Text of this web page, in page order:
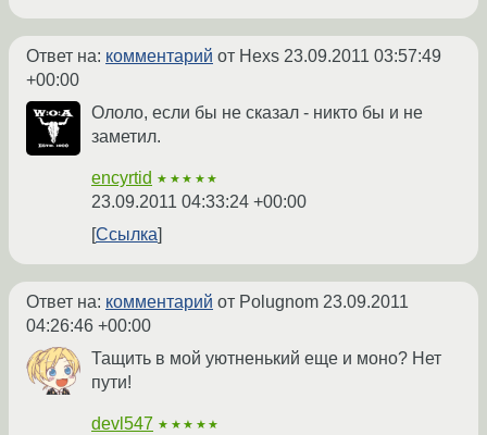
Ответ на: комментарий от Hexs 23.09.2011 03:57:49
+00:00
Ололо, если бы не сказал - никто бы и не
заметил.
encyrtid ★★★★★
23.09.2011 04:33:24 +00:00
Ссылка
Ответ на: комментарий от Polugnom 23.09.2011
04:26:46 +00:00
Тащить в мой уютненький еще и моно? Нет
пути!
devl547 ★★★★★